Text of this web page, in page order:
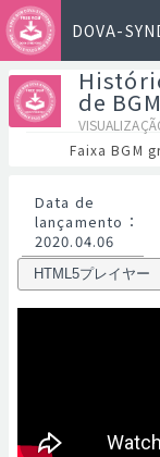
DOVA-
de BGM
Faixa BGM
Data de
lançamento ：
2020.04.06
HTML5プレイヤー